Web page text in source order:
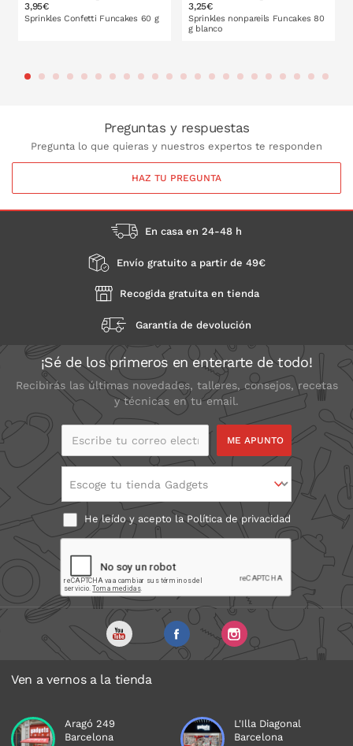
3,95€
Sprinkles Confetti Funcakes 60 g
3,25€
Sprinkles nonpareils Funcakes 80
g blanco
Preguntas y respuestas
Pregunta lo que quieras y nuestros expertos te responden
HAZ TU PREGUNTA
En casa en 24-48 h
Envío gratuito a partir de 49€
Recogida gratuita en tienda
Garantía de devolución
¡Sé de los primeros en enterarte de todo!
Recibirás las últimas novedades, talleres, consejos, recetas
y técnicas en tu email.
Escribe tu correo
Escoge tu tienda Gadgets
He leído y acepto laPolítica de privacidad
Ven a vernos a la tienda
Aragó 249
Barcelona
L'Illa Diagonal
Barcelona